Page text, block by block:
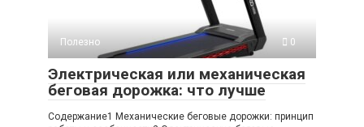
Полезно 0
Электрическая или механическая
беговая дорожка: что лучше
Содержание1 Механические беговые дорожки: принцип